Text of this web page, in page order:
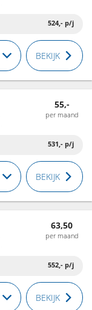
524,- p/j
BEKIJK
55,-
per maand
531,- p/j
BEKIJK
63,50
per maand
552,- p/j
BEKIJK